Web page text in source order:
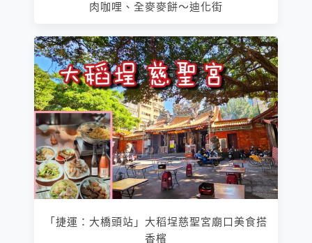
肉咖哩、全麥麥餅～迪化街
「捷運：大橋頭站」大稻埕慈聖宮廟口美食搭
香檳